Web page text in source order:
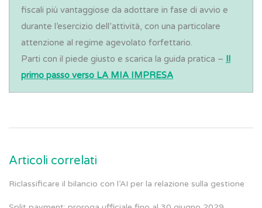
fiscali più vantaggiose da adottare in fase di avvio e
durante l’esercizio dell’attività, con una particolare
attenzione al regime agevolato forfettario.
Parti con il piede giusto e scarica la guida pratica – Il
primo passo verso LA MIA IMPRESA
Articoli correlati
Riclassificare il bilancio con l’AI per la relazione sulla gestione